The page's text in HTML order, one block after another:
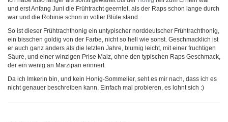
und erst Anfang Juni die Frühtracht geerntet, als der Raps schon lange durch
war und die Robinie schon in voller Blüte stand.
So ist dieser Frühtrachthonig ein untypischer norddeutscher Frühtrachthonig,
ein bisschen goldig von der Farbe, nicht so hell wie sonst. Geschmacklich ist
er auch ganz anders als die letzten Jahre, blumig leicht, mit einer fruchtigen
Säure, und einer winzigen Prise Malz, ohne den typischen Raps Geschmack,
der ein wenig an Marzipan erinnert.
Da ich Imkerin bin, und kein Honig-Sommelier, seht es mir nach, dass ich es
nicht genauer beschreiben kann. Einfach mal probieren, es lohnt sich :)